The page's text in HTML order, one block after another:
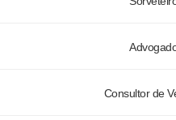
Consultor de